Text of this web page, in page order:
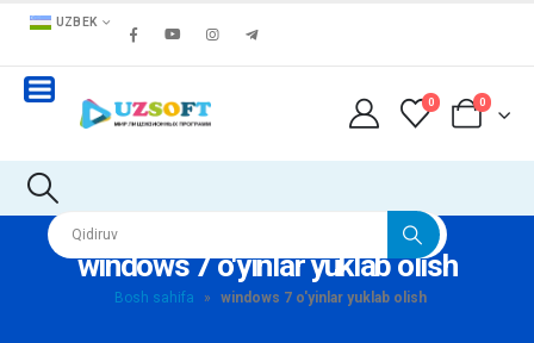
UZBEK
0 0
windows 7 o'yinlar yuklab olish
Bosh sahifa » windows 7 o'yinlar yuklab olish